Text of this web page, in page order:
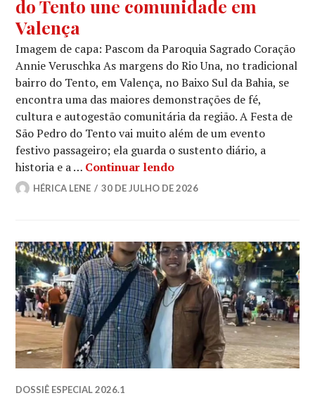
do Tento une comunidade em
Valença
Imagem de capa: Pascom da Paroquia Sagrado Coração
Annie Veruschka As margens do Rio Una, no tradicional
bairro do Tento, em Valença, no Baixo Sul da Bahia, se
encontra uma das maiores demonstrações de fé,
cultura e autogestão comunitária da região. A Festa de
São Pedro do Tento vai muito além de um evento
festivo passageiro; ela guarda o sustento diário, a
historia e a … Continuar lendoFé e tradição: festa de
HÉRICA LENE 30 DE JULHO DE 2026
DOSSIÊ ESPECIAL 2026.1